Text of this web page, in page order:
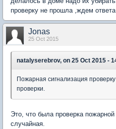
проверку не прошла ,ждем
Jonas
25 Oct 2015
natalyserebrov, on 25 Oct 2015 -
Пожарная сигнализация
проверки.
Это, что была проверка
случайная.